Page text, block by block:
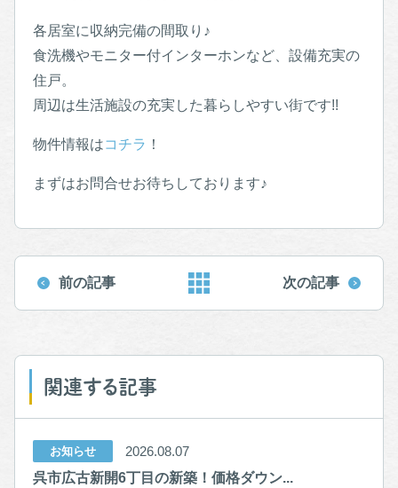
各居室に収納完備の間取り♪
食洗機やモニター付インターホンなど、設備充実の
住戸。
周辺は生活施設の充実した暮らしやすい街です!!
物件情報はコチラ ！
まずはお問合せお待ちしております♪
前の記事 次の記事
関連する記事
お知らせ
2026.08.07
呉市広古新開6丁目の新築！価格ダウン...